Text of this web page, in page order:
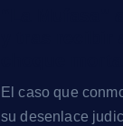
El caso que
su desenlace